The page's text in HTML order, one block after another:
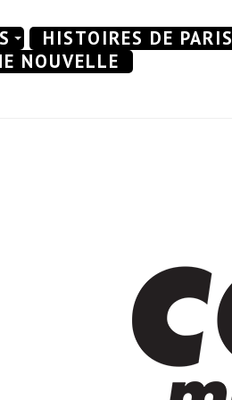
HISTOIRES DE PARIS
NOUVELLE